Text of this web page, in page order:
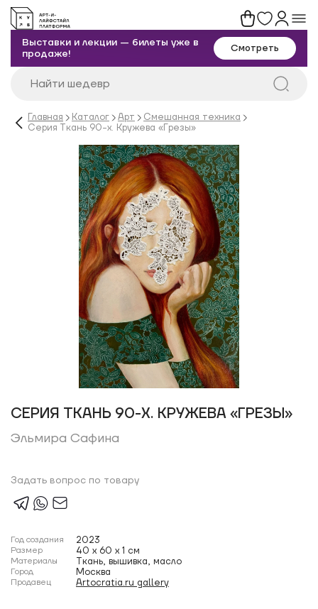
Выставки и лекции — билеты уже в
продаже!
Смотреть
Главная Каталог Арт
Смешанная техника
Серия Ткань 90-х. Кружева «Грезы»
СЕРИЯ ТКАНЬ 90-Х. КРУЖЕВА «ГРЕЗЫ»
Эльмира Сафина
Задать вопрос по товару
Год создания 2023
Размер 40 x 60 x 1 см
Материалы Ткань, вышивка, масло
Город Москва
Продавец Artocratia.ru gallery